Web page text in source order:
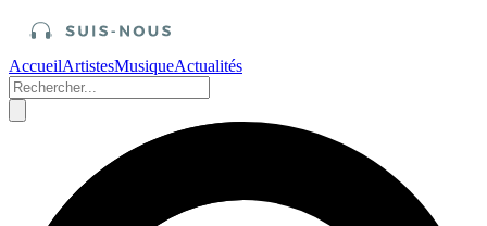
AccueilArtistesMusiqueActualités